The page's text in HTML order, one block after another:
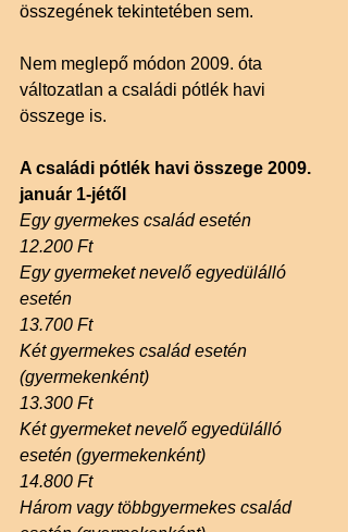
összegének tekintetében sem.
Nem meglepő módon 2009. óta
változatlan a családi pótlék havi
összege is.
A családi pótlék havi összege 2009.
január 1-jétől
Egy gyermekes család esetén
12.200 Ft
Egy gyermeket nevelő egyedülálló
esetén
13.700 Ft
Két gyermekes család esetén
(gyermekenként)
13.300 Ft
Két gyermeket nevelő egyedülálló
esetén (gyermekenként)
14.800 Ft
Három vagy többgyermekes család